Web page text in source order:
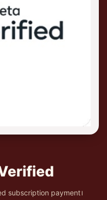
subscription payment।